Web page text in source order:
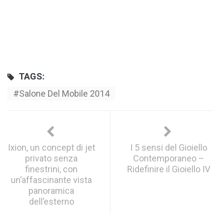
TAGS:
Salone Del Mobile 2014
Ixion, un concept di jet
privato senza
finestrini, con
un’affascinante vista
panoramica
dell’esterno
I 5 sensi del Gioiello
Contemporaneo –
Ridefinire il Gioiello IV